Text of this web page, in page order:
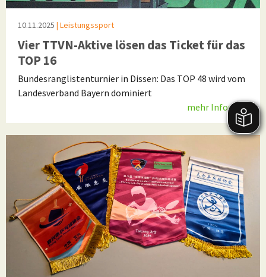
10.11.2025 | Leistungssport
Vier TTVN-Aktive lösen das Ticket für das
TOP 16
Bundesranglistenturnier in Dissen: Das TOP 48 wird vom
Landesverband Bayern dominiert
mehr Infos